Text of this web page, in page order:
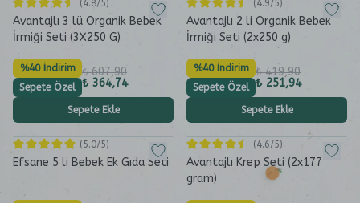
(4.8/5)
Avantajlı 3 lü Organik Bebek
İrmiği Seti (3X250 G)
%40 İndirim
Sepete Özel
₺ 607,90
₺ 364,74
Sepete Ekle
(4.9/5)
Avantajlı 2 li Organik Bebek
İrmiği Seti (2x250 g)
%40 İndirim
Sepete Özel
₺ 419,90
₺ 251,94
Sepete Ekle
(5.0/5)
Efsane 5 li Bebek Ek Gıda Seti
(4.6/5)
Avantajlı Krep Seti (2x177
gram)